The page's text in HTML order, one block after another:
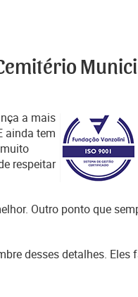
a mais
ainda tem
respeitar
Outro ponto que
desses detalhes. Eles